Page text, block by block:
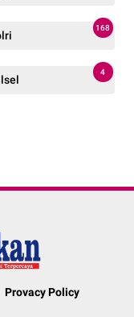
168
4
Provacy Policy